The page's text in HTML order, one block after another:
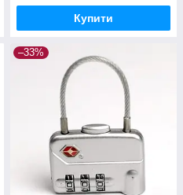
Купити
–33%